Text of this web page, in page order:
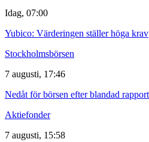
Idag, 07:00
Yubico: Värderingen ställer höga krav
Stockholmsbörsen
7 augusti, 17:46
Nedåt för börsen efter blandad
Aktiefonder
7 augusti, 15:58